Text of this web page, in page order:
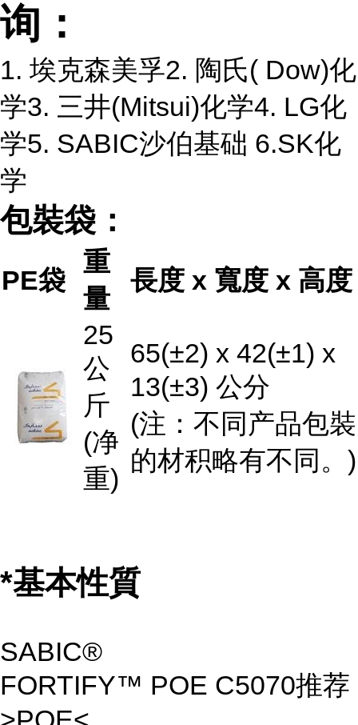
询：
1. 埃克森美孚2. 陶氏( Dow)化
学3. 三井(Mitsui)化学4. LG化
学5. SABIC沙伯基础 6.SK化
学
包裝袋：
PE袋
重
量
長度 x 寬度 x 高度
25
公
斤
(净
重)
65(±2) x 42(±1) x
13(±3) 公分
(注：不同产品包裝
的材积略有不同。)
*基本性質
SABIC®
FORTIFY™ POE C5070推荐